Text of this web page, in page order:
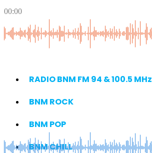
00:00
RADIO BNM FM 94 & 100.5 MHz
BNM ROCK
BNM POP
BNM CHILL